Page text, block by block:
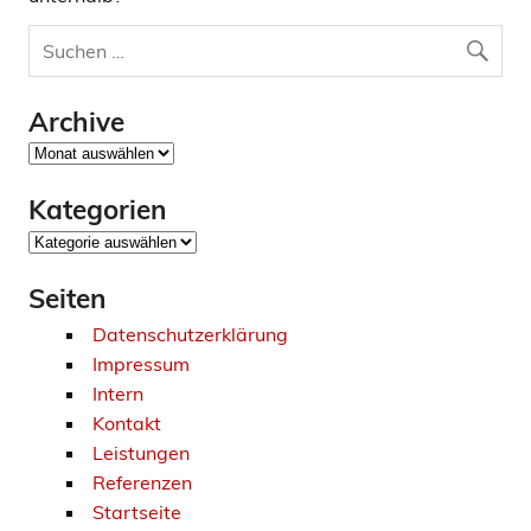
Archive
Archive
Kategorien
Kategorien
Seiten
Datenschutzerklärung
Impressum
Intern
Kontakt
Leistungen
Referenzen
Startseite